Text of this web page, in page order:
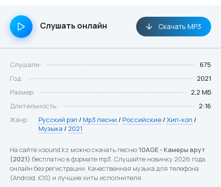
Слушать онлайн Скачать MP3
Слушали:
675
Год:
2021
Размер:
2,2 МБ
Длительность:
2:16
Жанр:
Русский рэп / Mp3 песни / Российские /Хип-хоп /
Музыка / 2021
На сайте xsound.kz можно скачать песню10AGE - Камеры врут
(2021) бесплатно в формате mp3. Слушайте новинку 2026 года
онлайн без регистрации. Качественная музыка для телефона
(Android, iOS) и лучшие хиты исполнителя.